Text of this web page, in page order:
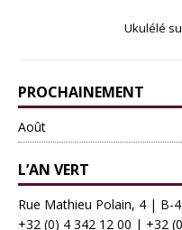
Ukulélé
PROCHAINEMENT
Août
L’AN VERT
Rue Mathieu Polain, 4 | B-
+32 (0) 4 342 12 00 | +32